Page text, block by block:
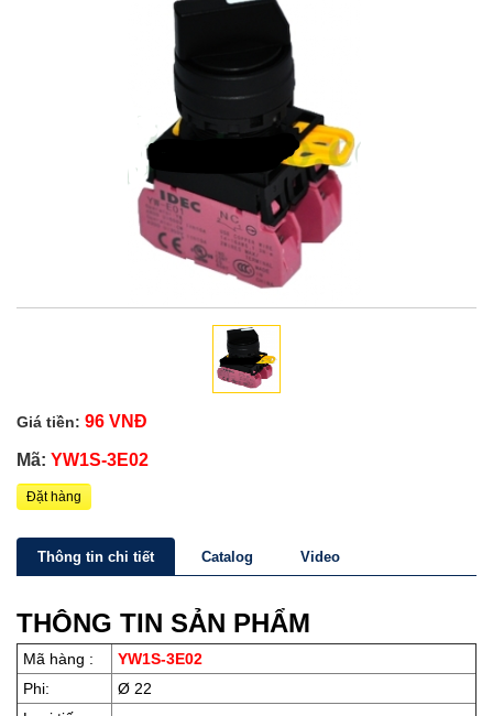
Giá tiền: 96 VNĐ
Mã: YW1S-3E02
Đặt hàng
Thông tin chi tiết Catalog Video
THÔNG TIN SẢN PHẨM
Mã hàng :
YW1S-3E02
Phi:
Ø 22